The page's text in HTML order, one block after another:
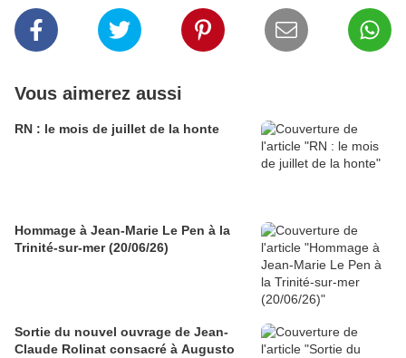
Vous aimerez aussi
RN : le mois de juillet de la honte
Hommage à Jean-Marie Le Pen à la
Trinité-sur-mer (20/06/26)
Sortie du nouvel ouvrage de Jean-
Claude Rolinat consacré à Augusto